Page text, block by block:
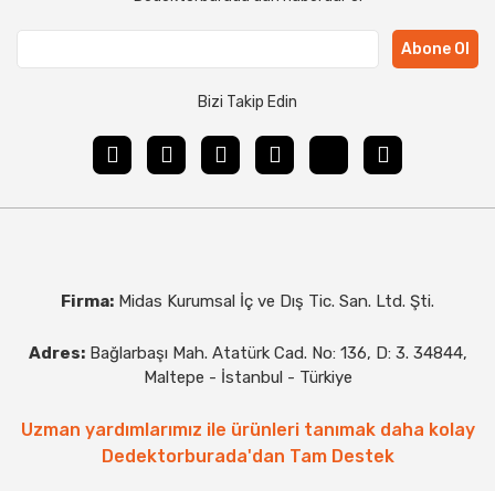
Abone Ol
Bizi Takip Edin
Firma: Midas Kurumsal İç ve Dış Tic. San. Ltd. Şti.
Adres: Bağlarbaşı Mah. Atatürk Cad. No: 136, D: 3. 34844,
Maltepe - İstanbul - Türkiye
Uzman yardımlarımız ile ürünleri tanımak daha kolay
Dedektorburada'dan Tam Destek